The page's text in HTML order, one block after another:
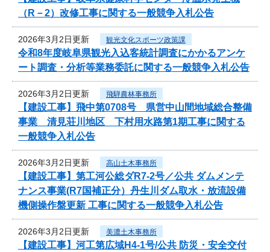
（R－2）改修工事に関する一般競争入札公告
2026年3月2日更新 観光文化スポーツ政策課
令和8年度岐阜県観光入込客統計調査にかかるアンケ
ート調査・分析等業務委託に関する一般競争入札公告
2026年3月2日更新 飛騨農林事務所
【建設工事】飛中第0708号 県営中山間地域総合整備
事業 清見荘川地区 下村用水路第1期工事に関する
一般競争入札公告
2026年3月2日更新 高山土木事務所
【建設工事】第工河公総ダR7-2号／公共 ダムメンテ
ナンス事業(R7国補正分）丹生川ダム取水・放流設備
機側操作盤更新 工事に関する一般競争入札公告
2026年3月2日更新 美濃土木事務所
【建設工事】河工第広域H4-1号/公共 防災・安全交付